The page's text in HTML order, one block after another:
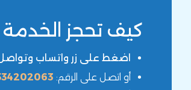
كيف تحجز الخدمة
اضغط على زر واتساب
أو اتصل على الرقم: